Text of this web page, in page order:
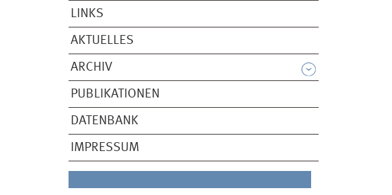
LINKS
AKTUELLES
ARCHIV
PUBLIKATIONEN
DATENBANK
IMPRESSUM